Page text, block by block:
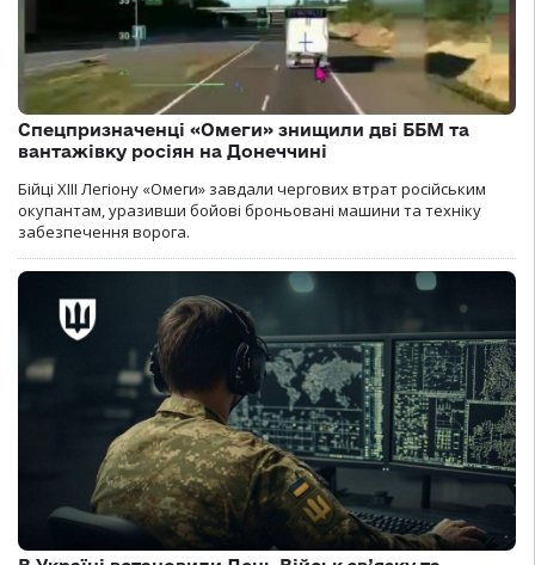
Спецпризначенці «Омеги» знищили дві ББМ та
вантажівку росіян на Донеччині
Бійці ХІІІ Легіону «Омеги» завдали чергових втрат російським
окупантам, уразивши бойові броньовані машини та техніку
забезпечення ворога.